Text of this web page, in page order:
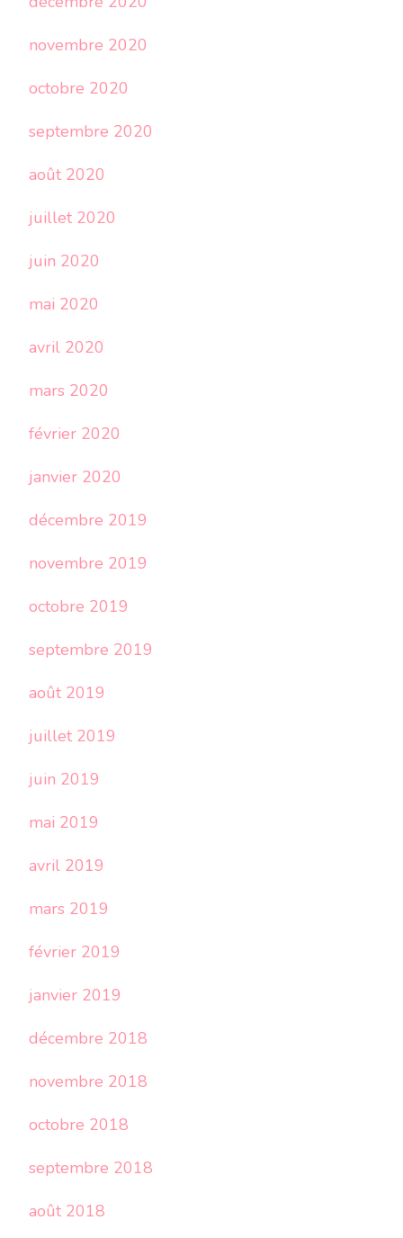
novembre 2020
octobre 2020
septembre 2020
août 2020
juillet 2020
juin 2020
mai 2020
avril 2020
mars 2020
février 2020
janvier 2020
décembre 2019
novembre 2019
octobre 2019
septembre 2019
août 2019
juillet 2019
juin 2019
mai 2019
avril 2019
mars 2019
février 2019
janvier 2019
décembre 2018
novembre 2018
octobre 2018
septembre 2018
août 2018